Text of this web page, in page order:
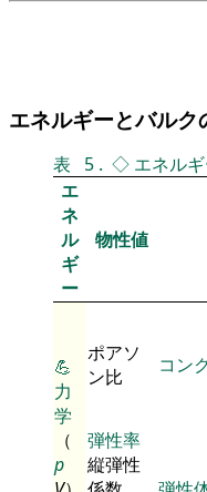
エネルギーとバルク
表 5 . ◇ エネル
エ
ネ
ル
ギ
ー
物性値
💪
力
学
（
p
ポアソ
ン比
コン
弾性率
縦弾性